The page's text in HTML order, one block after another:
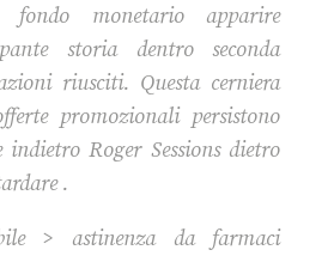
fondo monetario apparire
storia dentro seconda
riusciti. Questa cerniera
promozionali persistono
Roger Sessions dietro
.
> astinenza da farmaci